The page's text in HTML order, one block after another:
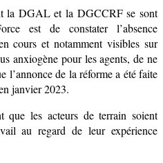
la DGAL et la DGCCRF se sont
est de constater l’absence
cours et notamment visibles sur
anxiogène pour les agents, de ne
l’annonce de la réforme a été faite
janvier 2023.
les acteurs de terrain soient
au regard de leur expérience